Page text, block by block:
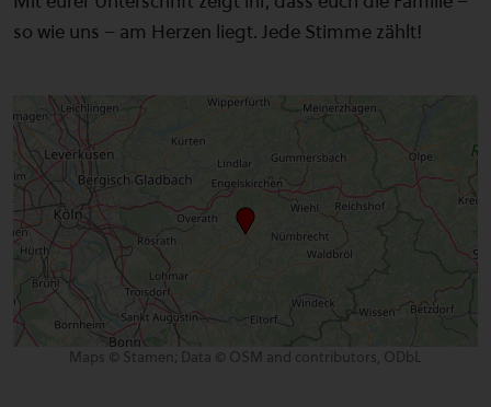
so wie uns – am Herzen liegt. Jede Stimme zählt!
Maps © Stamen; Data © OSM and contributors, ODbL